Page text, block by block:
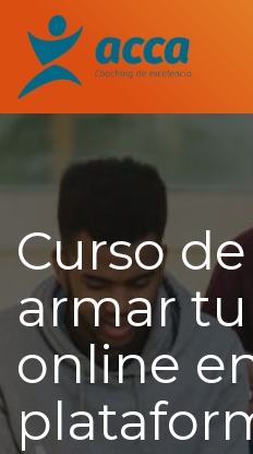
Curso
armar
online